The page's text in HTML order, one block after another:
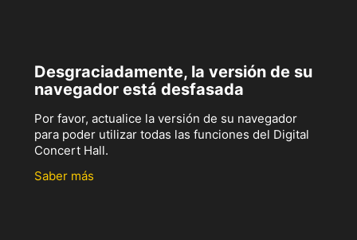
Desgraciadamente, la versión de su
navegador está desfasada
Por favor, actualice la versión de su navegador
para poder utilizar todas las funciones del Digital
Concert Hall.
Saber más